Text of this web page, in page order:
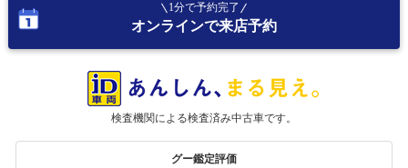
1分で予約完了
オンラインで来店予約
検査機関による検査済み中古車です。
グー鑑定評価